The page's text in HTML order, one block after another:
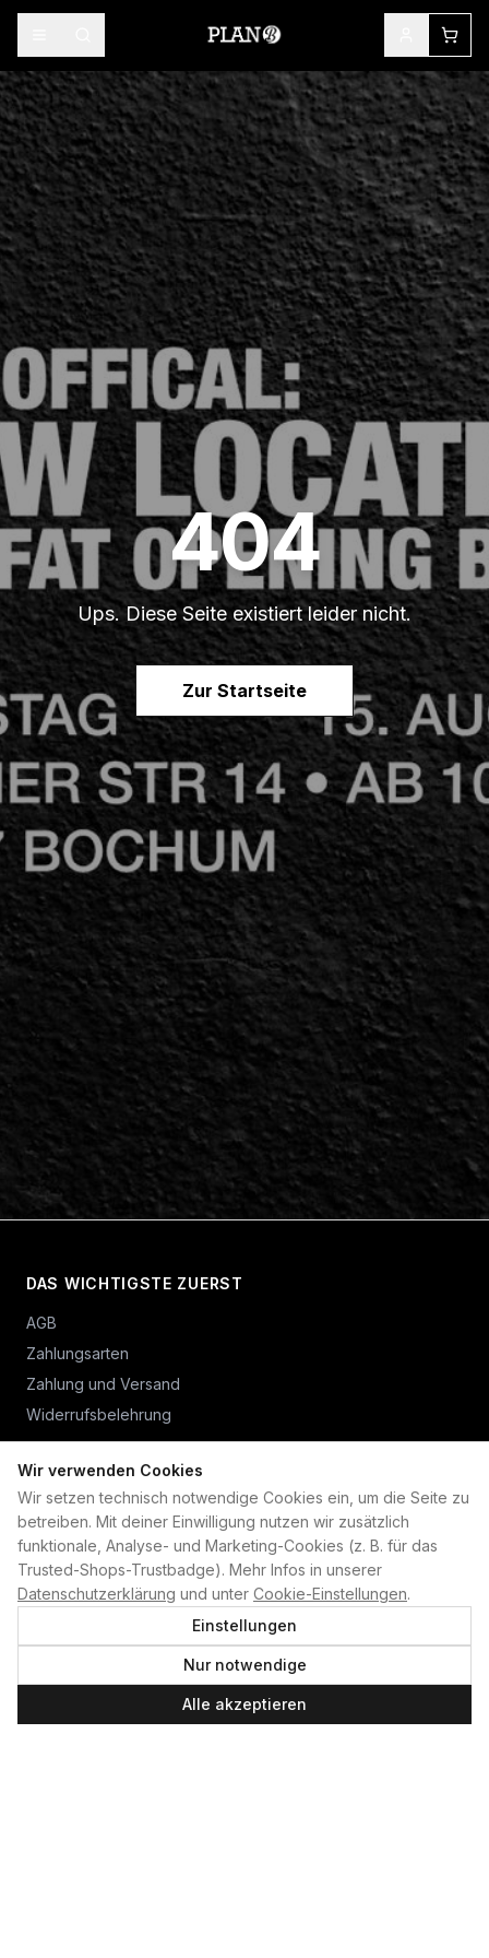
Wir verwenden Cookies
Wir setzen technisch notwendige Cookies ein, um die Seite zu
betreiben. Mit deiner Einwilligung nutzen wir zusätzlich
funktionale, Analyse- und Marketing-Cookies (z. B. für das
Trusted-Shops-Trustbadge). Mehr Infos in unserer
Datenschutzerklärung und unter Cookie-Einstellungen.
Einstellungen
Nur notwendige
Alle akzeptieren
404
Ups. Diese Seite existiert leider nicht.
Zur Startseite
DAS WICHTIGSTE ZUERST
AGB
Zahlungsarten
Zahlung und Versand
Widerrufsbelehrung
PLAN B
Home
Kontakt
Impressum
Datenschutzerklärung